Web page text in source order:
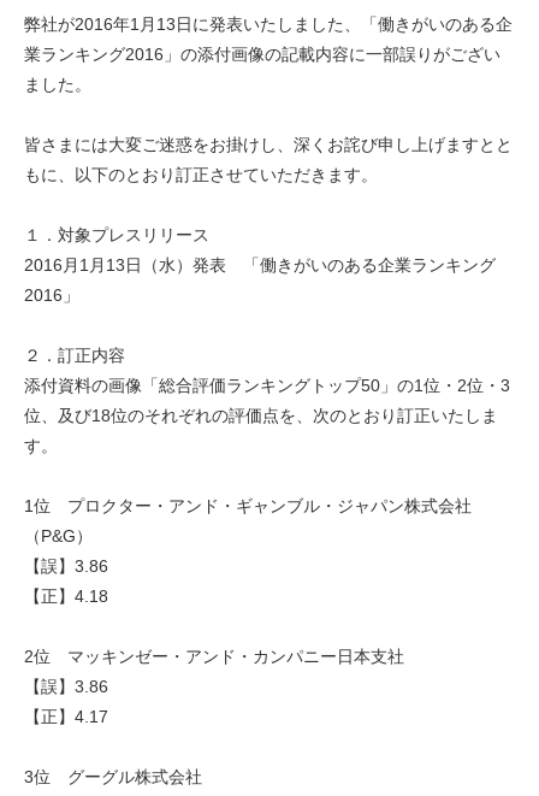
弊社が2016年1月13日に発表いたしました、「働きがいのある企
業ランキング2016」の添付画像の記載内容に一部誤りがござい
ました。
皆さまには大変ご迷惑をお掛けし、深くお詫び申し上げますとと
もに、以下のとおり訂正させていただきます。
１．対象プレスリリース
2016月1月13日（水）発表 「働きがいのある企業ランキング
2016」
２．訂正内容
添付資料の画像「総合評価ランキングトップ50」の1位・2位・3
位、及び18位のそれぞれの評価点を、次のとおり訂正いたしま
す。
1位 プロクター・アンド・ギャンブル・ジャパン株式会社
（P&G）
【誤】3.86
【正】4.18
2位 マッキンゼー・アンド・カンパニー日本支社
【誤】3.86
【正】4.17
3位 グーグル株式会社